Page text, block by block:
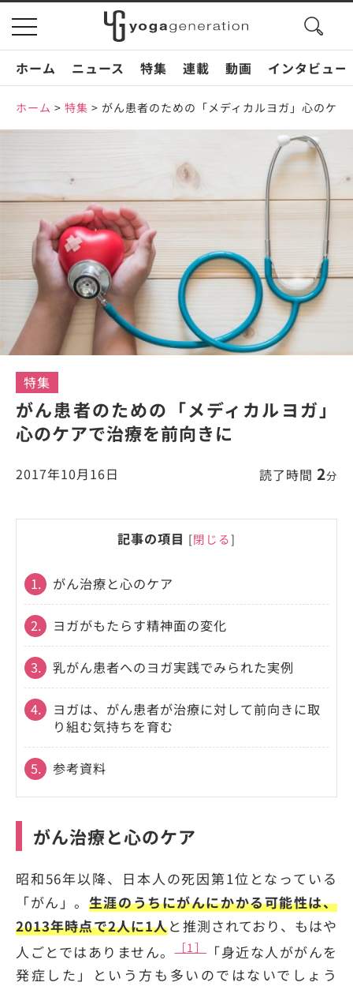
toggle
navigation
search
ホーム
ニュース 特集 連載 動画 インタビュー
ホーム > 特集 > がん患者のための「メディカルヨガ」心のケ
特集
がん患者のための「メディカルヨガ」
心のケアで治療を前向きに
2017年10月16日 読了時間 2分
記事の項目 [閉じる]
1. がん治療と心のケア
2. ヨガがもたらす精神面の変化
3. 乳がん患者へのヨガ実践でみられた実例
4.
ヨガは、がん患者が治療に対して前向きに取
り組む気持ちを育む
5. 参考資料
がん治療と心のケア
昭和56年以降、日本人の死因第1位となっている
「がん」。 生涯のうちにがんにかかる可能性は、
2013年時点で2人に1人と推測されており、もはや
人ごとではありません。 ［1］
「身近な人ががんを
発症した」という方も多いのではないでしょう